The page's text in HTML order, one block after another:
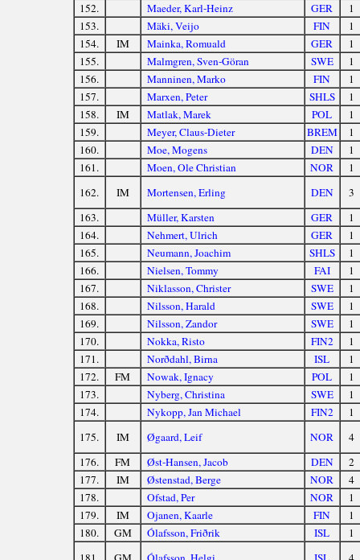
152.
Maeder, Karl-Heinz GER
1
153.
Mäki, Veijo FIN
1
154.
IM Mainka, Romuald GER
1
155.
Malmgren, Sven-Göran SWE
1
156.
Manninen, Marko FIN
1
157.
Marxen, Peter SHLS
1
158.
IM Matlak, Marek POL
1
159.
Meyer, Claus-Dieter BREM
1
160.
Moe, Mogens DEN
1
161.
Moen, Ole Christian NOR
1
162.
IM Mortensen, Erling DEN
3
163.
Müller, Karsten GER
1
164.
Nehmert, Ulrich GER
1
165.
Neumann, Joachim SHLS
1
166.
Nielsen, Tommy FAI
1
167.
Niklasson, Christer SWE
1
168.
Nilsson, Harald SWE
1
169.
Nilsson, Zandor SWE
1
170.
Nokka, Risto FIN2
1
171.
Norðdahl, Birna ISL
1
172.
FM Nowak, Ignacy POL
1
173.
Nyberg, Christina SWE
1
174.
Nykopp, Jan Michael FIN2
1
175.
IM Øgaard, Leif NOR
4
176.
FM Øst-Hansen, Jacob DEN
2
177.
IM Østenstad, Berge NOR
4
178.
Ofstad, Per NOR
1
179.
IM Ojanen, Kaarle FIN
1
180.
GM Ólafsson, Friðrik ISL
1